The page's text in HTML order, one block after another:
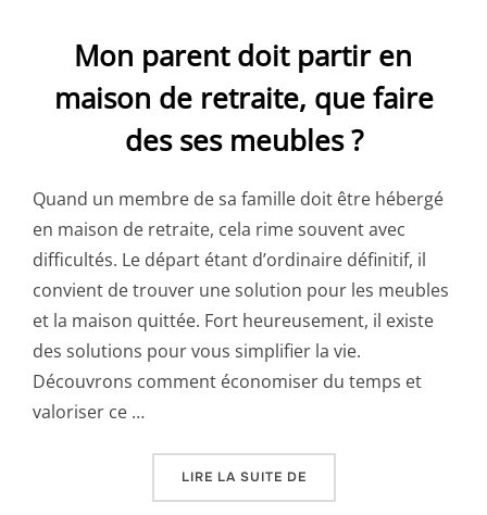
Mon parent doit partir en
maison de retraite, que faire
des ses meubles ?
Quand un membre de sa famille doit être hébergé
en maison de retraite, cela rime souvent avec
difficultés. Le départ étant d’ordinaire définitif, il
convient de trouver une solution pour les meubles
et la maison quittée. Fort heureusement, il existe
des solutions pour vous simplifier la vie.
Découvrons comment économiser du temps et
valoriser ce …
LIRE LA SUITE DE« MON PARENT DOIT